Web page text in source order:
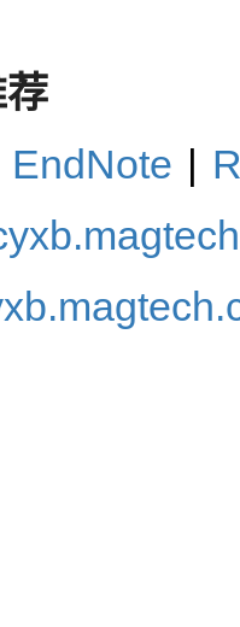
EndNote |